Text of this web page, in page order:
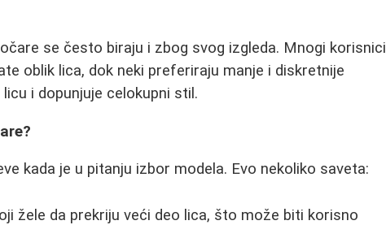
se često biraju i zbog svog izgleda. Mnogi korisnici
oblik lica, dok neki preferiraju manje i diskretnije
i dopunjuje celokupni stil.
kada je u pitanju izbor modela. Evo nekoliko saveta:
žele da prekriju veći deo lica, što može biti korisno